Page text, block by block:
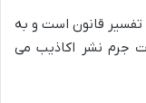
قانون است و به
جرم نشر اکاذیب می